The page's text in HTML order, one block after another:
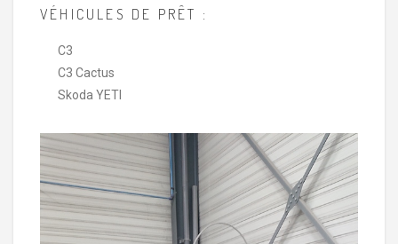
VÉHICULES DE PRÊT :
C3
C3 Cactus
Skoda YETI